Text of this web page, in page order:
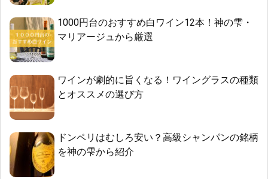
1000円台のおすすめ白ワイン12本！神の雫・
マリアージュから厳選
ワインが劇的に旨くなる！ワイングラスの種類
とオススメの選び方
ドンペリはむしろ安い？高級シャンパンの銘柄
を神の雫から紹介